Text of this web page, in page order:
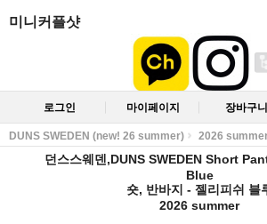
미니커플샷
로그인 마이페이지 장바구니
DUNS SWEDEN (new! 26 summer) 2026
던스스웨덴,DUNS SWEDEN Short
Blue
숏, 반바지 - 젤리피쉬 블
2026 summer